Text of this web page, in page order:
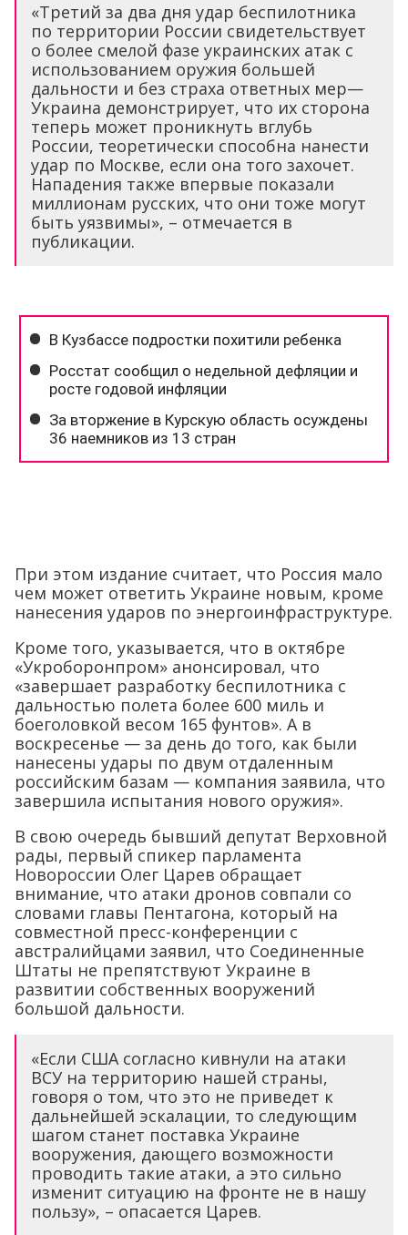
«Третий за два дня удар беспилотника
по территории России свидетельствует
о более смелой фазе украинских атак с
использованием оружия большей
дальности и без страха ответных мер—
Украина демонстрирует, что их сторона
теперь может проникнуть вглубь
России, теоретически способна нанести
удар по Москве, если она того захочет.
Нападения также впервые показали
миллионам русских, что они тоже могут
быть уязвимы», – отмечается в
публикации.
При этом издание считает, что Россия мало
чем может ответить Украине новым, кроме
нанесения ударов по энергоинфраструктуре.
Кроме того, указывается, что в октябре
«Укроборонпром» анонсировал, что
«завершает разработку беспилотника с
дальностью полета более 600 миль и
боеголовкой весом 165 фунтов». А в
воскресенье — за день до того, как были
нанесены удары по двум отдаленным
российским базам — компания заявила, что
завершила испытания нового оружия».
В свою очередь бывший депутат Верховной
рады, первый спикер парламента
Новороссии Олег Царев обращает
внимание, что атаки дронов совпали со
словами главы Пентагона, который на
совместной пресс-конференции с
австралийцами заявил, что Соединенные
Штаты не препятствуют Украине в
развитии собственных вооружений
большой дальности.
«Если США согласно кивнули на атаки
ВСУ на территорию нашей страны,
говоря о том, что это не приведет к
дальнейшей эскалации, то следующим
шагом станет поставка Украине
вооружения, дающего возможности
проводить такие атаки, а это сильно
изменит ситуацию на фронте не в нашу
пользу», – опасается Царев.